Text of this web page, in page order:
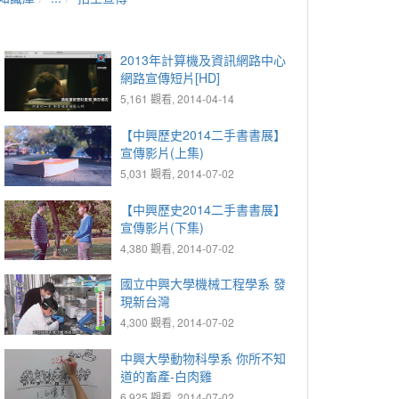
2013年計算機及資訊網路中心
網路宣傳短片[HD]
5,161 觀看, 2014-04-14
【中興歷史2014二手書書展】
宣傳影片(上集)
5,031 觀看, 2014-07-02
【中興歷史2014二手書書展】
宣傳影片(下集)
4,380 觀看, 2014-07-02
國立中興大學機械工程學系 發
現新台灣
4,300 觀看, 2014-07-02
中興大學動物科學系 你所不知
道的畜產-白肉雞